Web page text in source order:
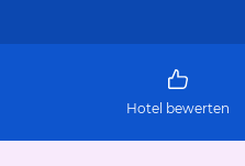
Hotel bewerten